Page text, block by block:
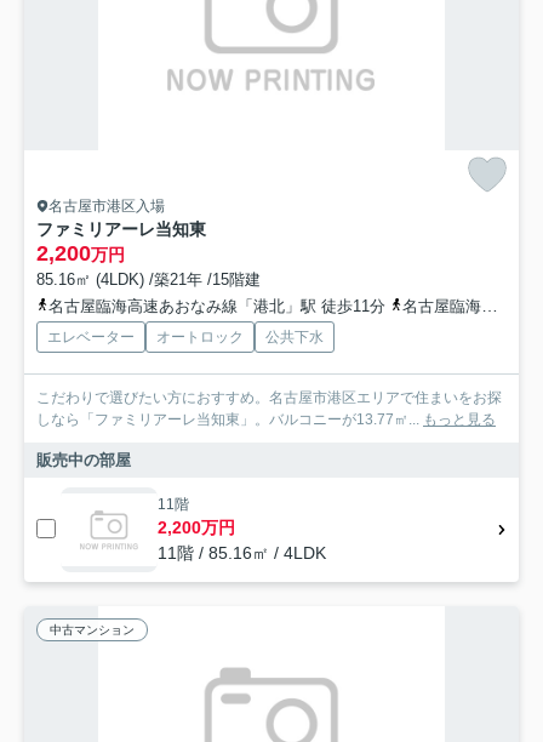
名古屋市港区入場
ファミリアーレ当知東
2,200万円
85.16㎡ (4LDK) /築21年 /15階建
名古屋臨海高速あおなみ線「港北」駅 徒歩11分
名古屋臨海高速あおなみ線「荒子川公園」駅 徒歩19分
エレベーター オートロック 公共下水
こだわりで選びたい方におすすめ。名古屋市港区エリアで住まいをお探
しなら「ファミリアーレ当知東」。バルコニーが13.77㎡...
もっと見る
販売中の部屋
11階
2,200万円
11階 / 85.16㎡ / 4LDK
中古マンション